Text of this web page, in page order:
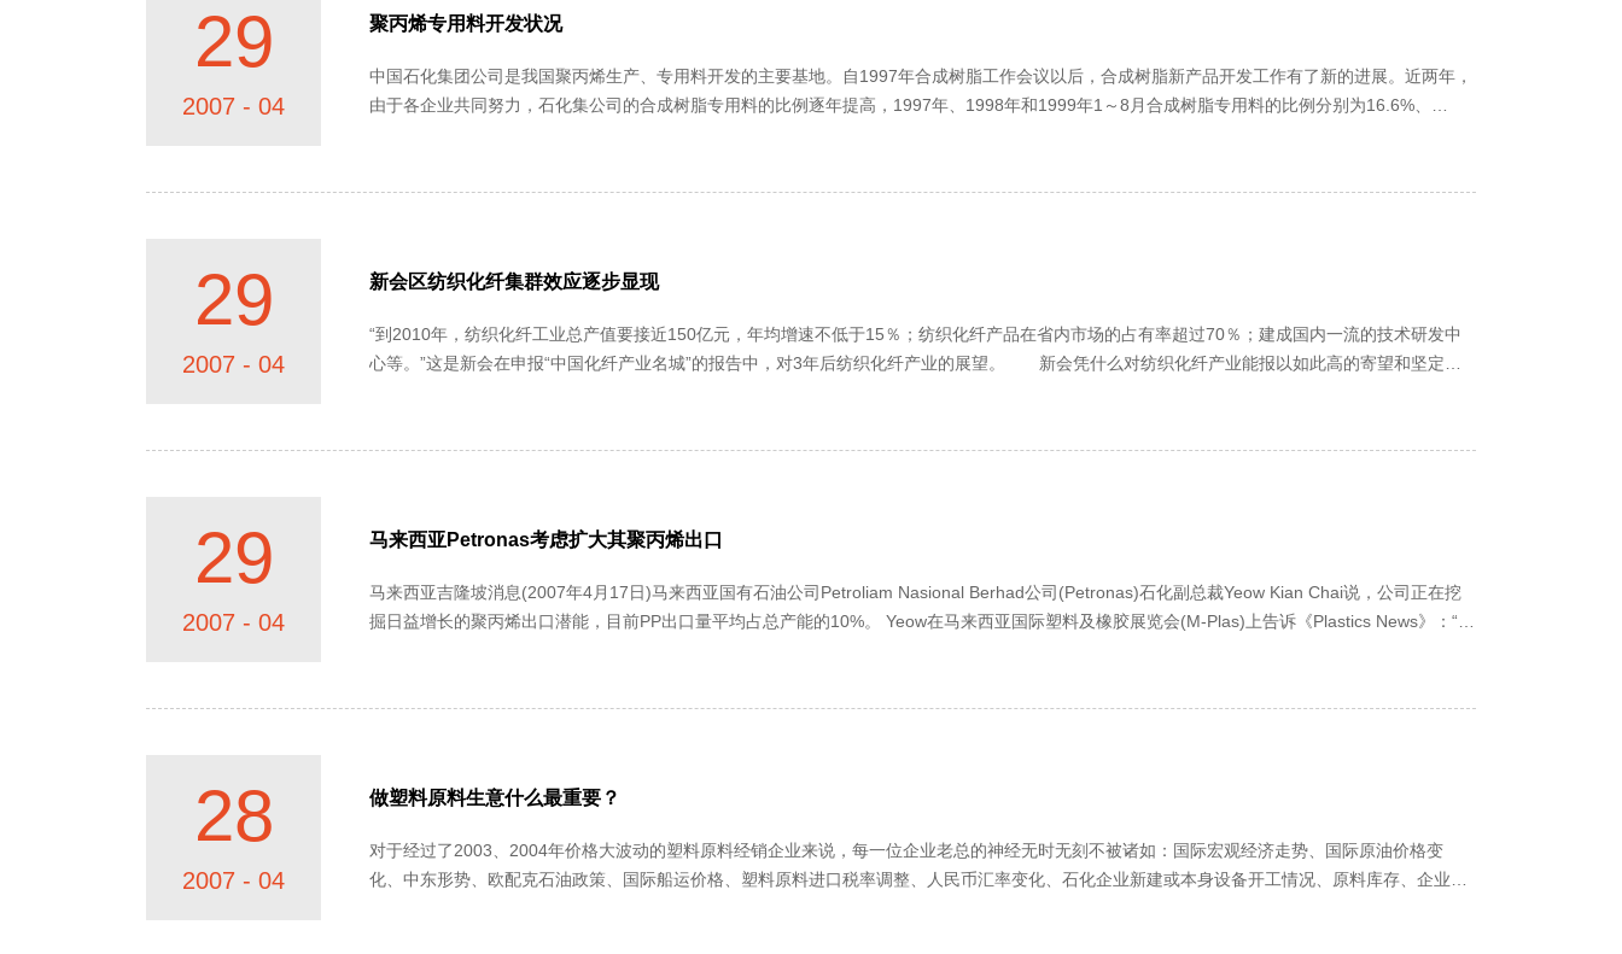
29
2007 - 04
聚丙烯专用料开发状况
中国石化集团公司是我国聚丙烯生产、专用料开发的主要基地。自1997年合成树脂工作会议以后，合成树脂新产品开发工作有了新的进展。近两年，
由于各企业共同努力，石化集公司的合成树脂专用料的比例逐年提高，1997年、1998年和1999年1～8月合成树脂专用料的比例分别为16.6%、
29
2007 - 04
新会区纺织化纤集群效应逐步显现
“到2010年，纺织化纤工业总产值要接近150亿元，年均增速不低于15％；纺织化纤产品在省内市场的占有率超过70％；建成国内一流的技术研发中
心等。”这是新会在申报“中国化纤产业名城”的报告中，对3年后纺织化纤产业的展望。 新会凭什么对纺织化纤产业能报以如此高的寄望和坚定的
29
2007 - 04
马来西亚Petronas考虑扩大其聚丙烯出口
马来西亚吉隆坡消息(2007年4月17日)马来西亚国有石油公司Petroliam Nasional Berhad公司(Petronas)石化副总裁Yeow Kian Chai说，公司正在挖
掘日益增长的聚丙烯出口潜能，目前PP出口量平均占总产能的10%。 Yeow在马来西亚国际塑料及橡胶展览会(M-Plas)上告诉《Plastics News》：“我
28
2007 - 04
做塑料原料生意什么最重要？
对于经过了2003、2004年价格大波动的塑料原料经销企业来说，每一位企业老总的神经无时无刻不被诸如：国际宏观经济走势、国际原油价格变
化、中东形势、欧配克石油政策、国际船运价格、塑料原料进口税率调整、人民币汇率变化、石化企业新建或本身设备开工情况、原料库存、企业人